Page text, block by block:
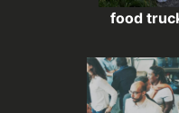
food